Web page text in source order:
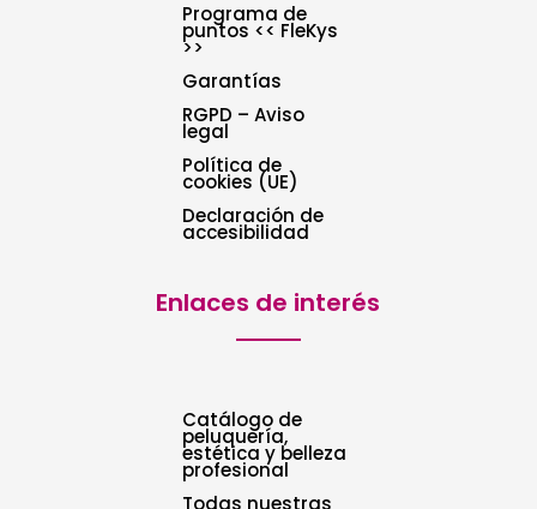
Programa de
puntos << FleKys
>>
Garantías
RGPD – Aviso
legal
Política de
cookies (UE)
Declaración de
accesibilidad
Enlaces de interés
Catálogo de
peluquería,
estética y belleza
profesional
Todas nuestras